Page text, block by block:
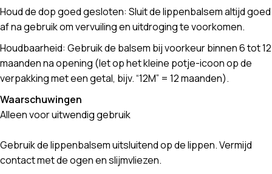
Houd de dop goed gesloten: Sluit de lippenbalsem altijd goed
af na gebruik om vervuiling en uitdroging te voorkomen.
Houdbaarheid: Gebruik de balsem bij voorkeur binnen 6 tot 12
maanden na opening (let op het kleine potje-icoon op de
verpakking met een getal, bijv. “12M” = 12 maanden).
Waarschuwingen
Alleen voor uitwendig gebruik
Gebruik de lippenbalsem uitsluitend op de lippen. Vermijd
contact met de ogen en slijmvliezen.